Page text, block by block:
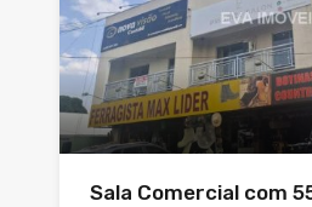
Sala Comercial com